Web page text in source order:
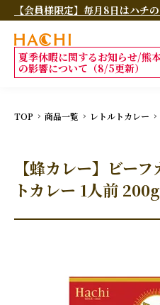
【会員様限定】毎月8日はハチ
夏季休暇に関するお知らせ/熊
の影響について（8/5更新）
TOP 商品一覧 レトルトカレー
【蜂カレー】ビー
トカレー 1人前